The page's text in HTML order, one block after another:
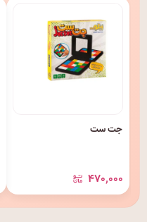
جت ست
۴۷۰٬۰۰۰